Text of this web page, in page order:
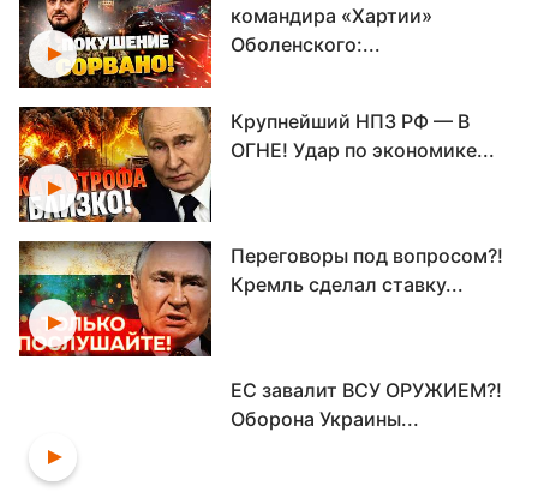
командира «Хартии»
Оболенского:...
Крупнейший НПЗ РФ — В
ОГНЕ! Удар по экономике...
Переговоры под вопросом?!
Кремль сделал ставку...
ЕС завалит ВСУ ОРУЖИЕМ?!
Оборона Украины...